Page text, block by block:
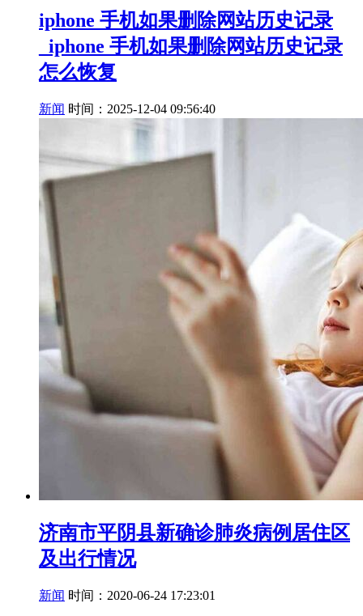
iphone 手机如果删除网站历史记录
_iphone 手机如果删除网站历史记录
怎么恢复
新闻 时间：2025-12-04 09:56:40
济南市平阴县新确诊肺炎病例居住区
及出行情况
新闻 时间：2020-06-24 17:23:01